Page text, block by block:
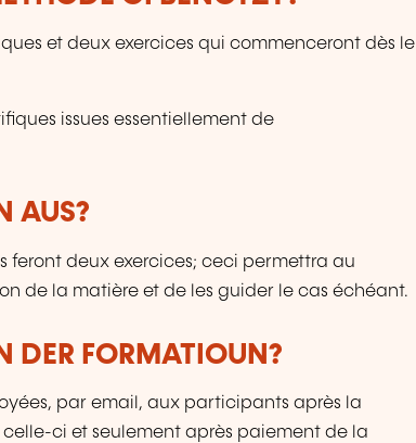
et deux exercices qui commenceront dès le
issues essentiellement de
AUS?
feront deux exercices; ceci permettra au
de la matière et de les guider le cas échéant.
DER FORMATIOUN?
par email, aux participants après la
ci et seulement après paiement de la